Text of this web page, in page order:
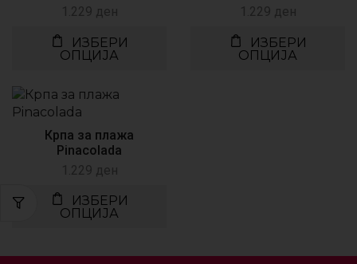
1.229 ден
ИЗБЕРИ
ОПЦИЈА
1.229 ден
ИЗБЕРИ
ОПЦИЈА
Крпа за плажа
Pinacolada
1.229 ден
ИЗБЕРИ
ОПЦИЈА